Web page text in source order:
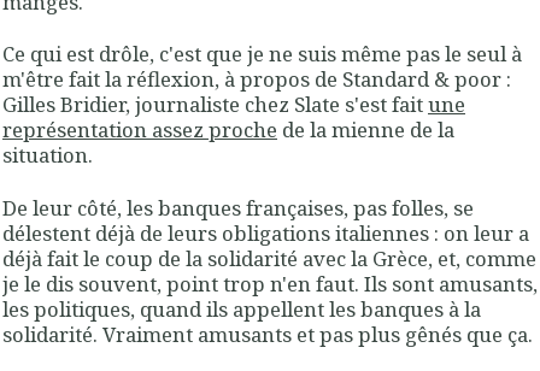
Ce qui est drôle, c'est que je ne suis même pas le seul à
m'être fait la réflexion, à propos de Standard & poor :
Gilles Bridier, journaliste chez Slate s'est faitune
représentation assez proche de la mienne de la
situation.
De leur côté, les banques françaises, pas folles, se
délestent déjà de leurs obligations italiennes : on leur a
déjà fait le coup de la solidarité avec la Grèce, et, comme
je le dis souvent, point trop n'en faut. Ils sont amusants,
les politiques, quand ils appellent les banques à la
solidarité. Vraiment amusants et pas plus gênés que ça.